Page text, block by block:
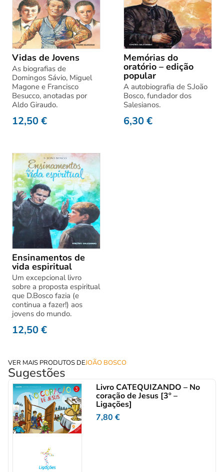
Vidas de Jovens
As biografias de
Domingos Sávio, Miguel
Magone e Francisco
Besucco, anotadas por
Aldo Giraudo.
12,50€
Memórias do
oratório – edição
popular
A autobiografia de S.João
Bosco, fundador dos
Salesianos.
6,30€
Ensinamentos de
vida espiritual
Um excepcional livro
sobre a proposta espiritual
que D.Bosco fazia (e
continua a fazer!) aos
jovens do mundo.
12,50€
VER MAIS PRODUTOS DEJOÃO BOSCO
Sugestões
Livro CATEQUIZANDO – No
coração de Jesus [3º –
Ligações]
7,80€